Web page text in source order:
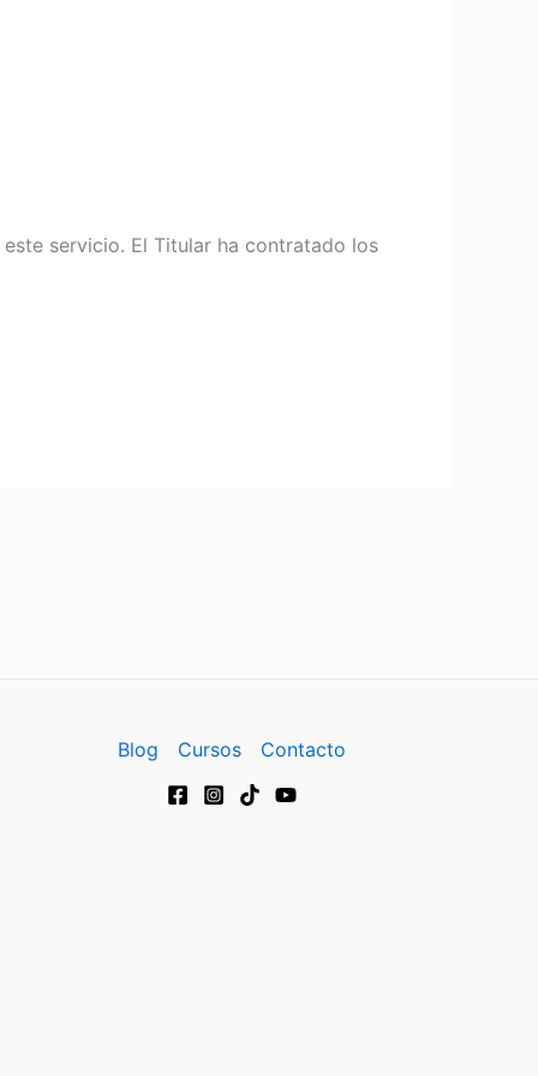
servicio. El Titular ha contratado los
Blog Cursos Contacto